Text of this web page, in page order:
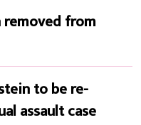
removed from
to be re-
assault case